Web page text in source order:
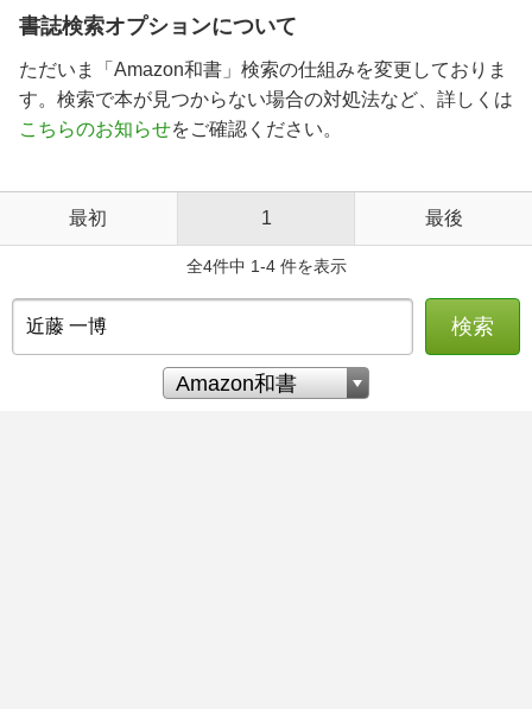
書誌検索オプションについて
ただいま「Amazon和書」検索の仕組みを変更しておりま
す。検索で本が見つからない場合の対処法など、詳しくは
こちらのお知らせをご確認ください。
最初 1 最後
全4件中 1-4 件を表示
検索